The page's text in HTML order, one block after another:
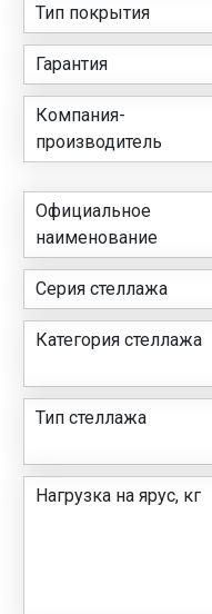
Тип покрытия
Гарантия
Компания-
производитель
Официальное
наименование
Серия стеллажа
Категория стеллажа
Тип стеллажа
Нагрузка на ярус, кг